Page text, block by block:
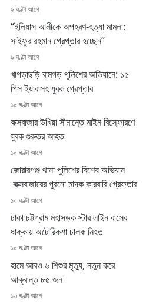
৯ ঘণ্টা আগে
“ইলিয়াস আলীকে অপহরণ-হত্যা মামলা:
সাইফুর রহমান গ্রেপ্তার হচ্ছেন”
৯ ঘণ্টা আগে
খাগড়াছড়ি রামগড় পুলিশের অভিযানে: ১৫
পিস ইয়াবাসহ যুবক গ্রেপ্তার
১০ ঘণ্টা আগে
কক্সবাজার উখিয়া সীমান্তে মাইন বিস্ফোরণে
যুবক গুরুতর আহত
১০ ঘণ্টা আগে
জোরারগঞ্জ থানা পুলিশের বিশেষ অভিযান
কক্সবাজারের পুরনো মাদক কারবারি গ্রেফতার
১০ ঘণ্টা আগে
ঢাকা চট্টগ্রাম মহাসড়ক স্টার লাইন বাসের
ধাক্কায় অটোরিকশা চালক নিহত
১০ ঘণ্টা আগে
হামে আরও ৬ শিশুর মৃত্যু, নতুন করে
আক্রান্ত ৮৫ জন
১৩ ঘণ্টা আগে